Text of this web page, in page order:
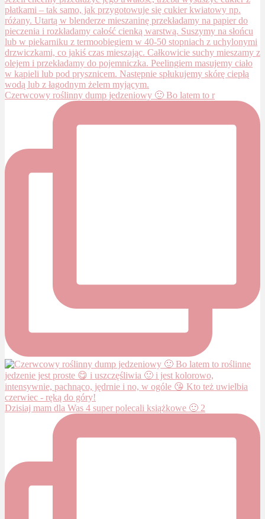
Czerwcowy roślinny dump jedzeniowy 🙂 Bo latem to r
Dzisiaj mam dla Was 4 super polecali książkowe 🙂 2